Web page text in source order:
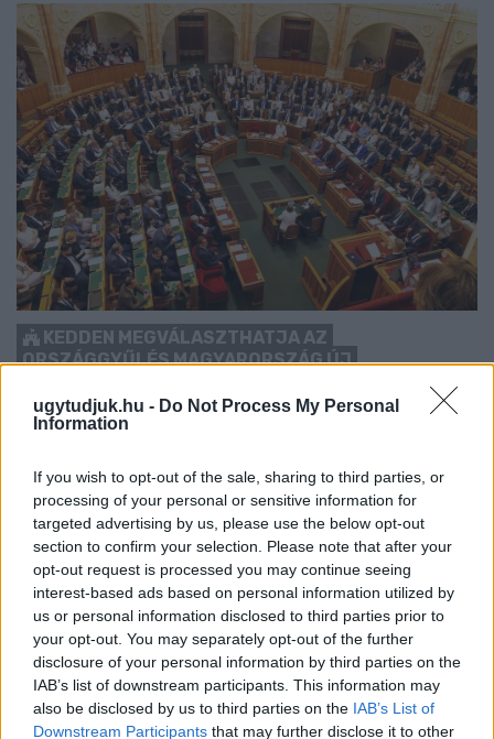
ugytudjuk.hu - Do Not Process My Personal
Information
If you wish to opt-out of the sale, sharing to third parties, or
processing of your personal or sensitive information for
targeted advertising by us, please use the below opt-out
section to confirm your selection. Please note that after your
opt-out request is processed you may continue seeing
interest-based ads based on personal information utilized by
us or personal information disclosed to third parties prior to
your opt-out. You may separately opt-out of the further
disclosure of your personal information by third parties on the
IAB’s list of downstream participants. This information may
also be disclosed by us to third parties on the IAB’s List of
Downstream Participants that may further disclose it to other
KEDDEN MEGVÁLASZTHATJA AZ
ORSZÁGGYŰLÉS MAGYARORSZÁG ÚJ
A TISZA Párt frakciója kezdeményezte az államfőválasztás
ugyanakkor egyelőre nem ismert.
Szólj hozzá!